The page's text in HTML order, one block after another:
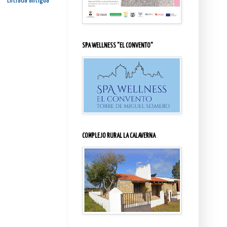
SPA WELLNESS "EL CONVENTO"
COMPLEJO RURAL LA CALAVERNA